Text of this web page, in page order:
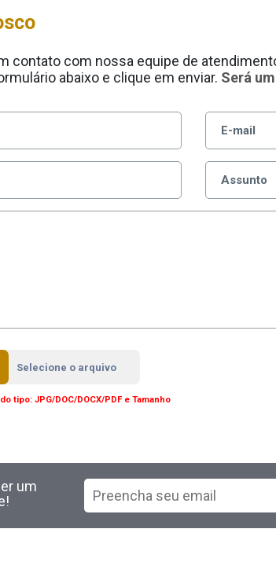
contato com nossa equipe de
abaixo e clique em enviar. Será
E-mail
Assunto
Selecione o arquivo
tipo: JPG/DOC/DOCX/PDF e Tamanho
um